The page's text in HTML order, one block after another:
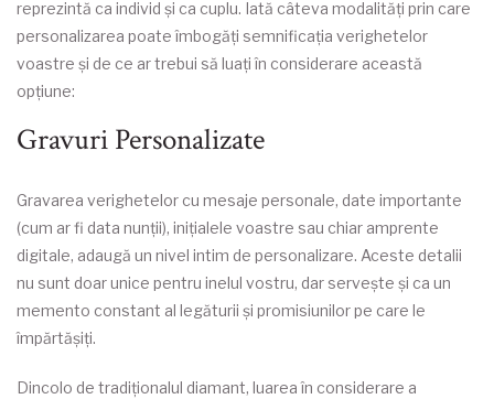
reprezintă ca individ și ca cuplu. Iată câteva modalități prin care
personalizarea poate îmbogăți semnificația verighetelor
voastre și de ce ar trebui să luați în considerare această
opțiune:
Gravuri Personalizate
Gravarea verighetelor cu mesaje personale, date importante
(cum ar fi data nunții), inițialele voastre sau chiar amprente
digitale, adaugă un nivel intim de personalizare. Aceste detalii
nu sunt doar unice pentru inelul vostru, dar servește și ca un
memento constant al legăturii și promisiunilor pe care le
împărtășiți.
Dincolo de tradiționalul diamant, luarea în considerare a